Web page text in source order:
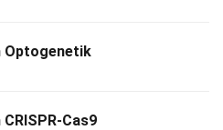
Optogenetik
Cas9